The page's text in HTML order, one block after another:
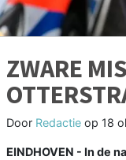
ZWARE
Door Redactie op 18
EINDHOVEN - In de